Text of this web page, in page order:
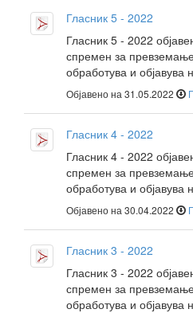
Гласник 5 - 2022
Гласник 5 - 2022
спремен за
обработува и објавува
Објавено на 31.05.2022
Гласник 4 - 2022
Гласник 4 - 2022
спремен за
обработува и објавува
Објавено на 30.04.2022
Гласник 3 - 2022
Гласник 3 - 2022
спремен за
обработува и објавува